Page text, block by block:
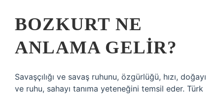
BOZKURT NE
ANLAMA GELIR?
Savaşçılığı ve savaş ruhunu, özgürlüğü, hızı, doğayı
ve ruhu, sahayı tanıma yeteneğini temsil eder. Türk